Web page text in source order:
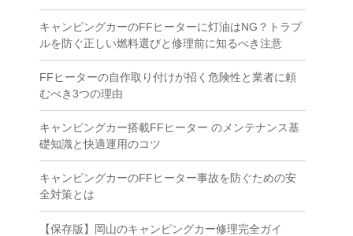
キャンピングカーのFFヒーターに灯油はNG？トラブ
ルを防ぐ正しい燃料選びと修理前に知るべき注意
FFヒーターの自作取り付けが招く危険性と業者に頼
むべき3つの理由
キャンピングカー搭載FFヒーター のメンテナンス基
礎知識と快適運用のコツ
キャンピングカーのFFヒーター事故を防ぐための安
全対策とは
【保存版】岡山のキャンピングカー修理完全ガイ